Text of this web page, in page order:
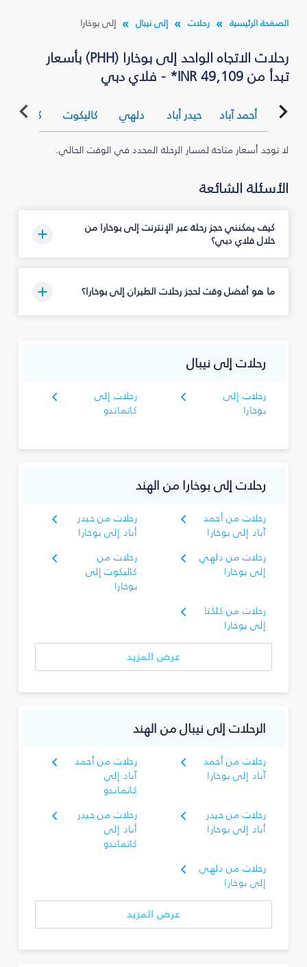
الصفحة الرئيسية رحلات إلى نيبال إلى بوخارا
رحلات الاتجاه الواحد إلى بوخارا (PHH) بأسعار
تبدأ من INR 49,109* - فلاي دبي
أحمد آباد حيدر أباد دلهي كاليكوت كلكتا
لا توجد أسعار متاحة لمسار الرحلة المحدد في الوقت الحالي.
الأسئلة الشائعة
كيف يمكنني حجز رحلة عبر الإنترنت إلى بوخارا من
خلال فلاي دبي؟
ما هو أفضل وقت لحجز رحلات الطيران إلى بوخارا؟
رحلات إلى نيبال
رحلات إلى
بوخارا
رحلات إلى
كاتماندو
رحلات إلى بوخارا من الهند
رحلات من أحمد
آباد إلى بوخارا
رحلات من حيدر
أباد إلى بوخارا
رحلات من دلهي
إلى بوخارا
رحلات من
كاليكوت إلى
بوخارا
رحلات من كلكتا
إلى بوخارا
عرض المزيد
الرحلات إلى نيبال من الهند
رحلات من أحمد
آباد إلى بوخارا
رحلات من أحمد
آباد إلى
كاتماندو
رحلات من حيدر
أباد إلى بوخارا
رحلات من حيدر
أباد إلى
كاتماندو
رحلات من دلهي
إلى بوخارا
عرض المزيد